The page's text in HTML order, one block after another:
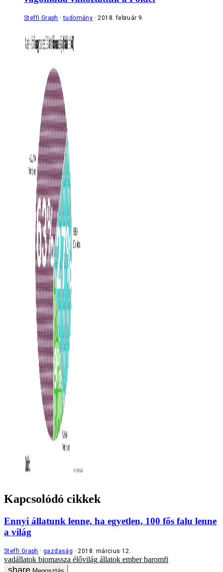
Steffi Graph tudomány 2018. február 9.
Kapcsolódó cikkek
Ennyi állatunk lenne, ha egyetlen, 100 fős falu lenne
a világ
Steffi Graph gazdaság 2018. március 12.
vadállatok biomassza élővilág állatok ember baromfi